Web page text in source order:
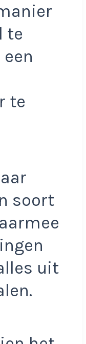
te
te
soort
uit